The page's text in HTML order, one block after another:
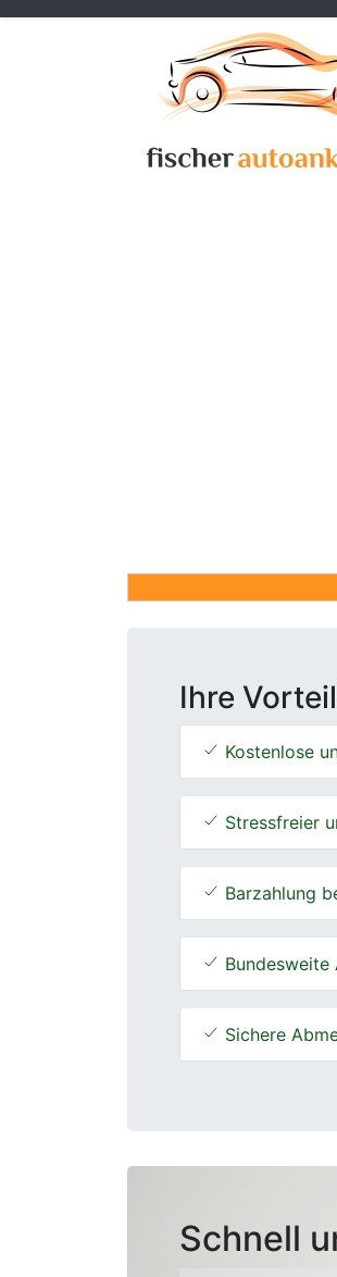
Ihre
Kostenlose
Stressfreier
Barzahlung
Sichere
Schnell